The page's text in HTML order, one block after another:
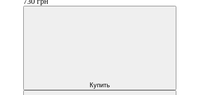
Купить